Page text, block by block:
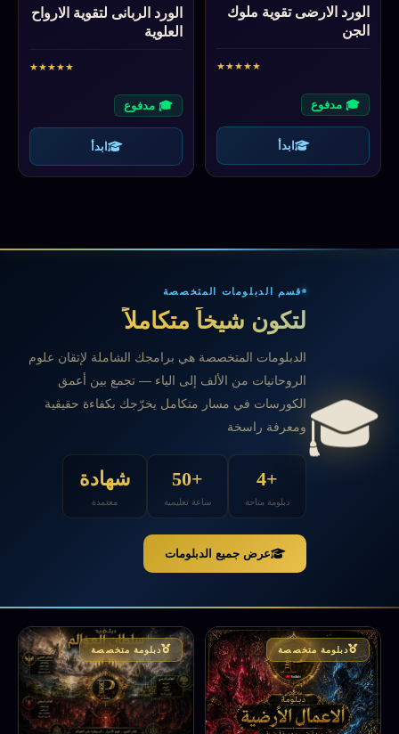
الورد الارضى تقوية ملوك
الجن
★
★
★
★
★
🎓 مدفوع
ابدأ
الورد الربانى لتقوية الارواح
العلوية
★
★
★
★
★
🎓 مدفوع
ابدأ
🎓
قسم الدبلومات المتخصصة
لتكون شيخاً متكاملاً
الدبلومات المتخصصة هي برامجك الشاملة لإتقان علوم
الروحانيات من الألف إلى الياء — تجمع بين أعمق
الكورسات في مسار متكامل يخرّجك بكفاءة حقيقية
ومعرفة راسخة
+4
دبلومة متاحة
+50
ساعة تعليمية
شهادة
معتمدة
عرض جميع الدبلومات
دبلومة متخصصة دبلومة متخصصة